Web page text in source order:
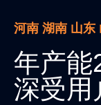
河南 湖南 山东
年产能
深受用